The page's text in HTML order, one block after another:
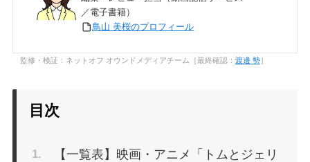
／電子書籍）
鳥山 美桜のプロフィール
監修・検証：ネットオフ オウンドメディアチーム［最終確認： 渡邊 勢］
目次
【一覧表】映画・アニメ「トムとジェリ